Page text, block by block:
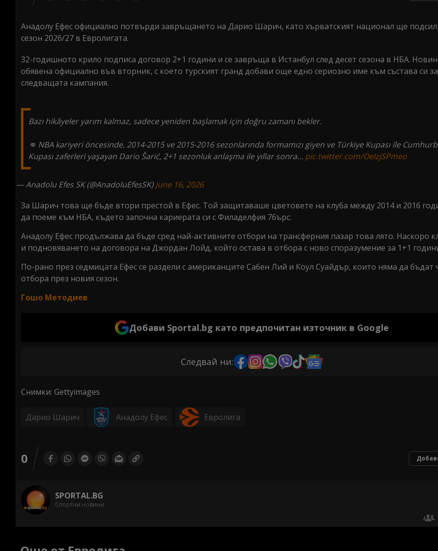
Анадолу Ефес официално потвърди завръщането на Дарио Шарич, като хърватският национал ще
сезон 2026/27 в Евролигата.
32-годишното крило подписа договор 2+1 години и се завръща в Истанбул след десет сезона в НБА.
обявена официално във вторник, с което турският гранд добави още едно сериозно име към състава си за
следващата кампания.
Bazı hikâyeler yarım kalmaz, sadece yeniden başlamak için doğru zamanı bekler.
👊 NBA kariyeri öncesinde, 2014-2015 ve 2015-2016 sezonlarında formamızı giyen ve Türkiye Kupası ile
Kupası zaferleri yaşayan Dario Šarić, 2+1 sezonluk anlaşma ile yıllar sonra… pic.twitter.com/OeIzjSPmeo
— Anadolu Efes SK (@AnadoluEfesSK)June 16, 2026
За Шарич това ще бъде втори престой в Ефес. Той защитаваше цветовете на клуба между 2014 и 2016
да поеме към НБА, където започна кариерата си с Филаделфия 76ърс.
Анадолу Ефес продължава да бъде сред най-активните отбори на трансферния пазар това лято. Наскоро
и подновяването на договора на Джордан Лойд, който остава в отбора с ново споразумение за 1+1
По-рано през седмицата Ефес се раздели с американците Сабен Лий и Коул Суайдър, които няма да бъдат
отбора през новия сезон.
Гошо Методиев
Добави Sportal.bg като предпочитан източник в Google
Следвай ни:
Снимки: Gettyimages
Дарио Шарич Анадолу Ефес Евролига
0
SPORTAL.BG
Спортни новини